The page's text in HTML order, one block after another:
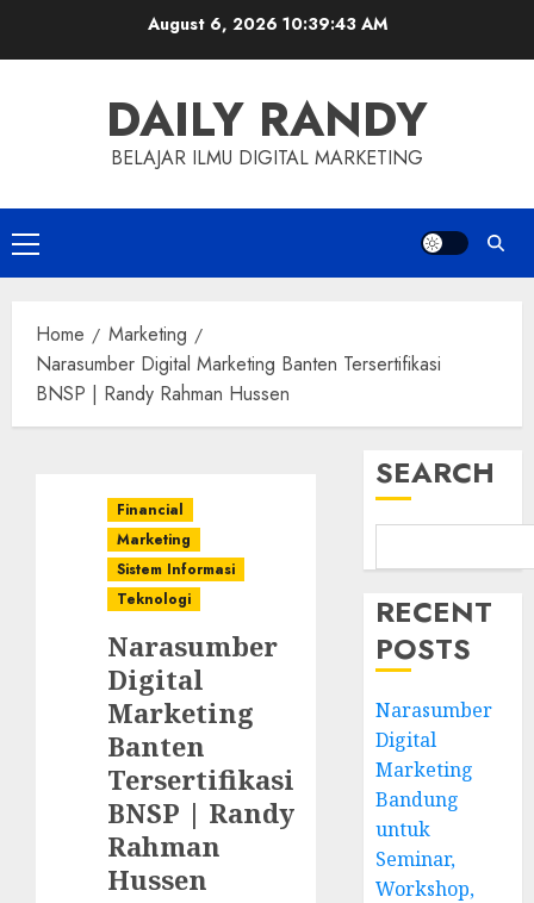
August 6, 2026 10:39:44 AM
DAILY RANDY
BELAJAR ILMU DIGITAL MARKETING
Primary
Menu
Home
Marketing
Narasumber Digital Marketing Banten Tersertifikasi
BNSP | Randy Rahman Hussen
Financial
Marketing
Sistem Informasi
Teknologi
Narasumber
Digital
Marketing
Banten
Tersertifikasi
BNSP | Randy
Rahman
Hussen
SEARCH
RECENT
POSTS
Narasumber
Digital
Marketing
Bandung
untuk
Seminar,
Workshop,